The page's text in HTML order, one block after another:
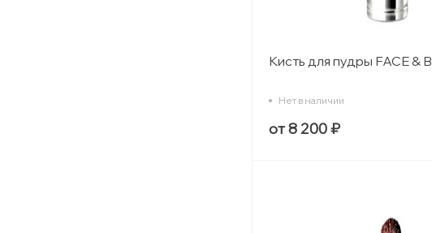
Кисть для пудры FACE &
Нет в наличии
от 8 200 ₽